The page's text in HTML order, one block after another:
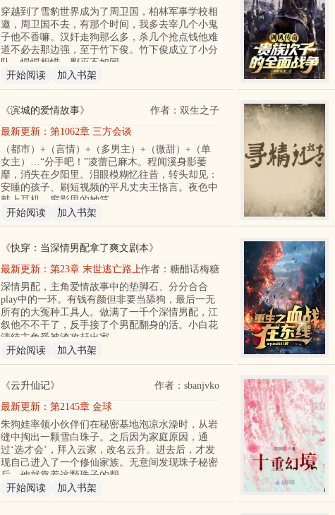
穿越到了雪豹世界成为了周卫国，柏林军事学校相
邀，周卫国不去，有那个时间，我多去宰几个小鬼
子他不香嘛。汉奸走狗那么多，杀几个抢点钱他难
道不必去那边强，至于竹下俊。竹下俊成立了小分
队，惺惺相惜，剿灭不如同
开始阅读
加入书架
《滨城的爱情故事》
作者：双生之子
最新更新： 第1062章 三方会谈
（都市）+（言情）+（多男主）+（微甜）+（单
女主）…“分手吧！”凌蕾已麻木。程闻溪身影萎
靡，消失在夕阳里。泪眼模糊忆往昔，转头却见：
安睡的孩子、刷短视频的平凡丈夫王恪言。夜色中
戴上耳机，窗影里的她笑
开始阅读
加入书架
《快穿：当深情男配拿了爽文剧本》
作者：糖醋话梅糖
最新更新： 第23章 末世逃亡路上捡到绿茶男鬼了
（23）
深情男配，主角爱情故事中的垫脚石、分分合合
play中的一环。有钱有颜但非要当舔狗，最后一无
所有的大冤种工具人。做满了一千个深情男配，江
叙他不不干了，反手接了个男配翻身的活。小白花
清纯主角受被渣攻赶出家
开始阅读
加入书架
《云升仙记》
作者：sbanjvko
最新更新： 第2145章 金球
朱狗娃率领小伙伴们在秘密基地泡凉水澡时，从岩
缝中掏出一颗雪白珠子。之后因为家庭原因，通
过‘选才会’，拜入云家，改名云升。进去后，才发
现自己进入了一个修仙家族。无意间发现珠子秘密
后，他就靠着这颗珠子的帮
开始阅读
加入书架